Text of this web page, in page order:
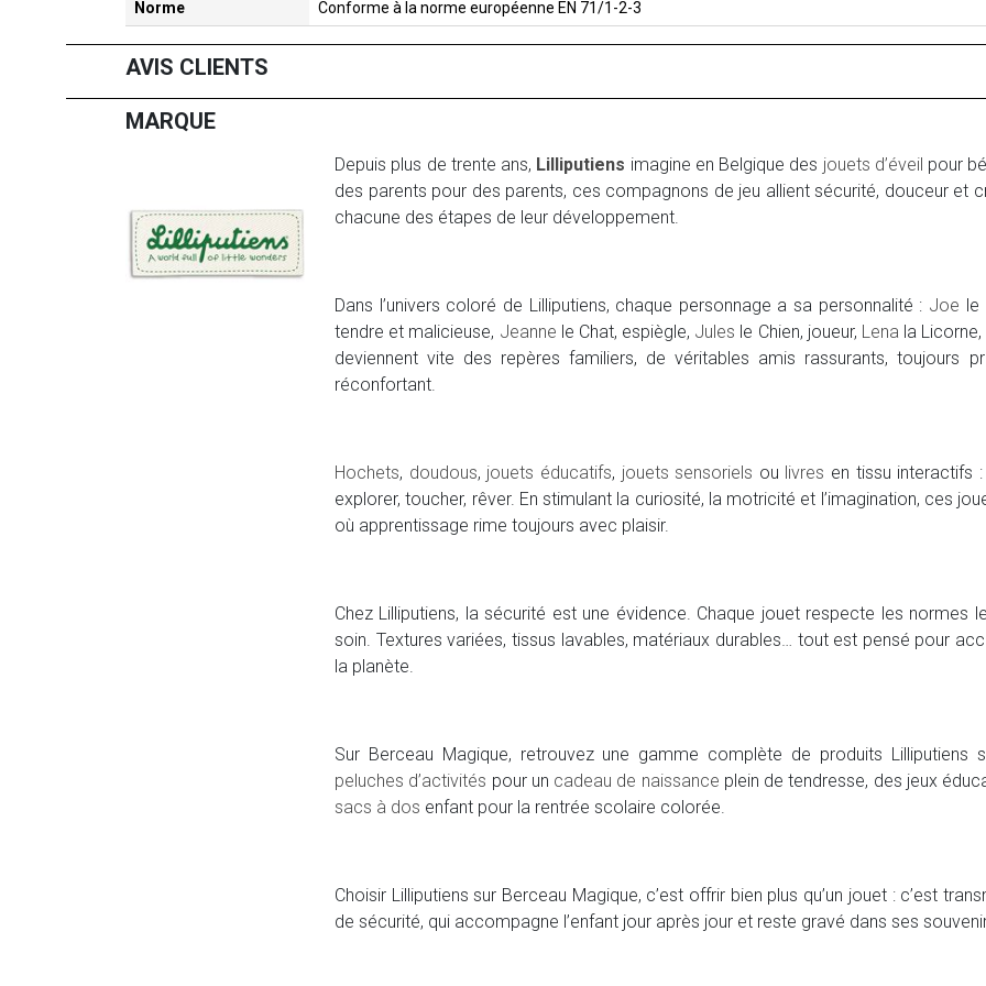
Norme Conforme à la norme européenne EN 71/1-2-3
AVIS CLIENTS
MARQUE
Depuis plus de trente ans, Lilliputiens imagine en Belgique des jouets d’éveil pour
des parents pour des parents, ces compagnons de jeu allient sécurité, douceur et
chacune des étapes de leur développement.
Dans l’univers coloré de Lilliputiens, chaque personnage a sa personnalité : Joe
tendre et malicieuse, Jeanne le Chat, espiègle, Jules le Chien, joueur, Lena la
deviennent vite des repères familiers, de véritables amis rassurants, toujours
réconfortant.
Hochets, doudous, jouets éducatifs, jouets sensoriels ou livres en tissu interactifs
explorer, toucher, rêver. En stimulant la curiosité, la motricité et l’imagination, ces
où apprentissage rime toujours avec plaisir.
Chez Lilliputiens, la sécurité est une évidence. Chaque jouet respecte les
soin. Textures variées, tissus lavables, matériaux durables… tout est pensé pour
la planète.
Sur Berceau Magique, retrouvez une gamme complète de produits Lilliputiens
peluches d’activités pour un cadeau de naissance plein de tendresse, des jeux
sacs à dos enfant pour la rentrée scolaire colorée.
Choisir Lilliputiens sur Berceau Magique, c’est offrir bien plus qu’un jouet : c’est
de sécurité, qui accompagne l’enfant jour après jour et reste gravé dans ses